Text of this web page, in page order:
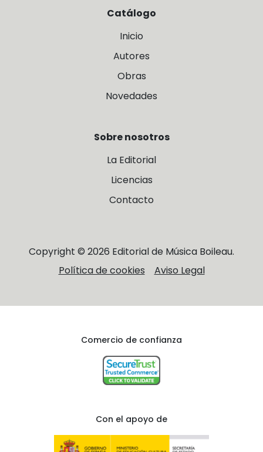
Catálogo
Inicio
Autores
Obras
Novedades
Sobre nosotros
La Editorial
Licencias
Contacto
Copyright © 2026 Editorial de Música Boileau.
Política de cookies
Aviso Legal
Comercio de confianza
Con el apoyo de